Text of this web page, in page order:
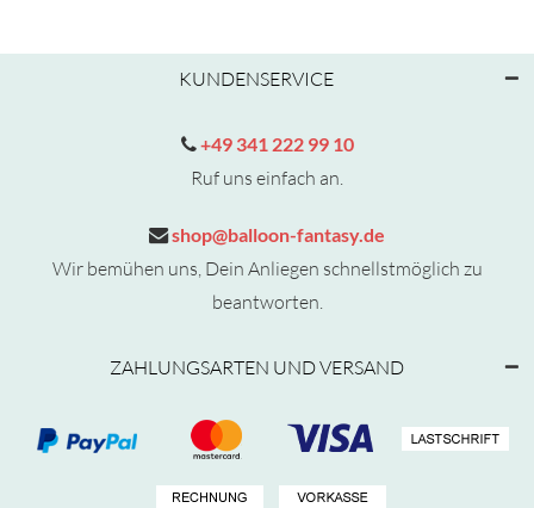
KUNDENSERVICE
+49 341 222 99 10
Ruf uns einfach an.
shop@balloon-fantasy.de
Wir bemühen uns, Dein Anliegen schnellstmöglich zu
beantworten.
ZAHLUNGSARTEN UND VERSAND